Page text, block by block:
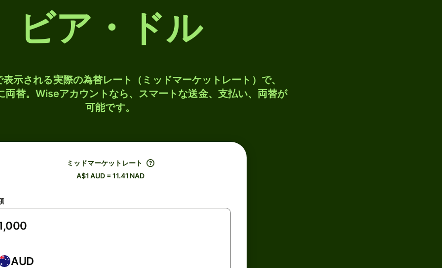
ビア・ドル
示される実際の為替レート（ミッドマーケットレート）で、
両替。Wiseアカウントなら、スマートな送金、支払い、両替が
可能です。
ミッドマーケットレート
A$1 AUD = 11.41 NAD
AUD